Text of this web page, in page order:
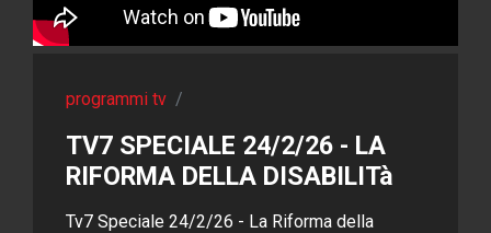
programmi tv /
TV7 SPECIALE 24/2/26 - LA
RIFORMA DELLA DISABILITà
Tv7 Speciale 24/2/26 - La Riforma della